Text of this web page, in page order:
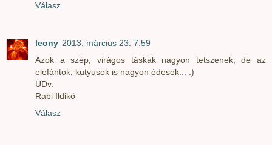
Válasz
leony 2013. március 23. 7:59
Azok a szép, virágos táskák nagyon tetszenek, de az
elefántok, kutyusok is nagyon édesek... :)
ÜDv:
Rabi Ildikó
Válasz